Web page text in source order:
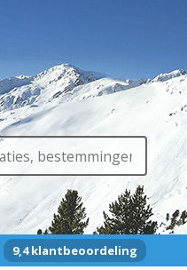
9,4 klantbeoordeling